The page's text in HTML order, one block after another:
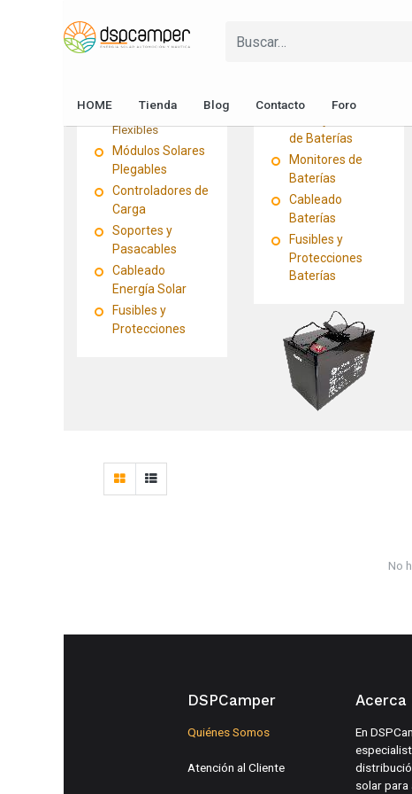
HOME Tienda Blog Contacto Foro
ENERGÍA SOLAR
Módulos Solares
Flexibles
Módulos Solares
Plegables
Controladores de
Carga
Soportes y
Pasacables
Cableado
Energía Solar
Fusibles y
Protecciones
Baterías
de Baterías
Monitores de
Baterías
Cableado
Baterías
Fusibles y
Protecciones
Baterías
No
DSPCamper
Quiénes Somos
Atención al Cliente
Acerca
En
solar para